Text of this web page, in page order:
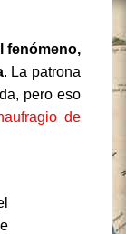
fenómeno,
. La patrona
pero eso
de